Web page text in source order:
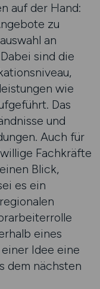
auf der Hand:
zu
an
sind die
wie
Das
und
Auch für
Fachkräfte
Blick,
es ein
eines
Idee eine
dem nächsten